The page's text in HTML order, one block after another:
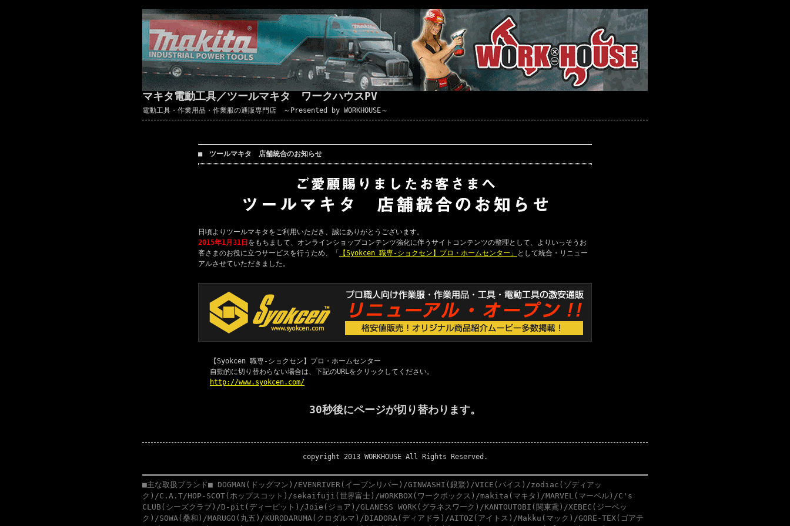
マキタ電動工具／ツールマキタ ワークハウスPV
電動工具・作業用品・作業服の通販専門店 ～Presented by WORKHOUSE～
■ ツールマキタ 店舗統合のお知らせ
日頃よりツールマキタをご利用いただき、誠にありがとうございます。
2015年1月31日 をもちまして、オンラインショップコンテンツ強化に伴うサイトコンテンツの整理として、よりいっそうお
客さまのお役に立つサービスを行うため、「
【Syokcen 職専-ショクセン】プロ・ホームセンター」
として統合・リニュー
アルさせていただきました。
【Syokcen 職専-ショクセン】プロ・ホームセンター
自動的に切り替わらない場合は、下記のURLをクリックしてください。
http://www.syokcen.com/
30秒後にページが切り替わります。
copyright 2013 WORKHOUSE All Rights Reserved.
■主な取扱ブランド■ DOGMAN(ドッグマン)/EVENRIVER(イーブンリバー)/GINWASHI(銀鷲)/VICE(バイス)/zodiac(ゾディアッ
ク)/C.A.T/HOP-SCOT(ホップスコット)/sekaifuji(世界富士)/WORKBOX(ワークボックス)/makita(マキタ)/MARVEL(マーベル)/C's
CLUB(シーズクラブ)/D-pit(ディーピット)/Joie(ジョア)/GLANESS WORK(グラネスワーク)/KANTOUTOBI(関東鳶)/XEBEC(ジーベッ
ク)/SOWA(桑和)/MARUGO(丸五)/KURODARUMA(クロダルマ)/DIADORA(ディアドラ)/AITOZ(アイトス)/Makku(マック)/GORE-TEX(ゴアテ